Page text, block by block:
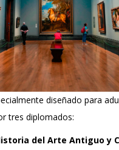
diseñado para
tres diplomados:
del Arte Antiguo y